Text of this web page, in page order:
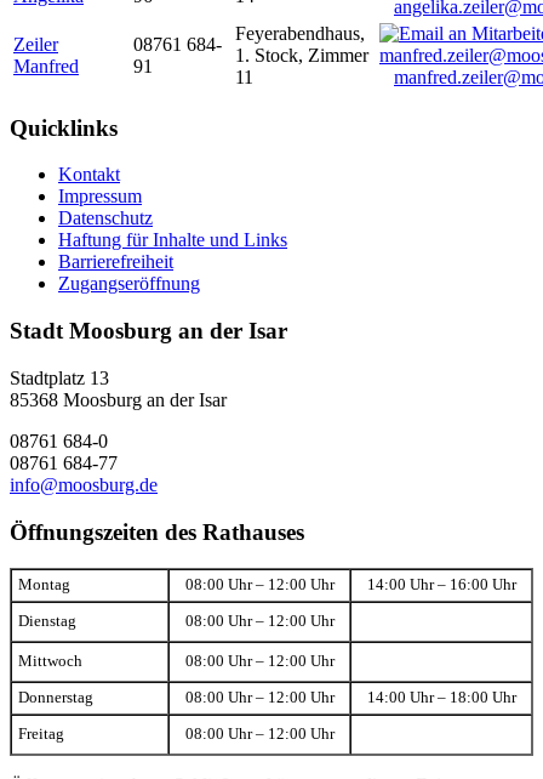
Zeiler
Manfred
08761 684-
91
Feyerabendhaus,
1. Stock, Zimmer
11
Quicklinks
Kontakt
Impressum
Datenschutz
Haftung für Inhalte und Links
Barrierefreiheit
Zugangseröffnung
Stadt Moosburg an der Isar
Stadtplatz 13
85368 Moosburg an der Isar
08761 684-0
08761 684-77
info@moosburg.de
Öffnungszeiten des Rathauses
Montag 08:00 Uhr – 12:00 Uhr 14:00 Uhr – 16:00 Uhr
Dienstag 08:00 Uhr – 12:00 Uhr
Mittwoch 08:00 Uhr – 12:00 Uhr
Donnerstag 08:00 Uhr – 12:00 Uhr 14:00 Uhr – 18:00 Uhr
Freitag 08:00 Uhr – 12:00 Uhr